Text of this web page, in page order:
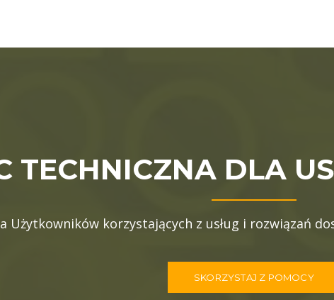
TECHNICZNA DLA
Użytkowników korzystających z usług i rozwiązań
SKORZYSTAJ Z POMOCY